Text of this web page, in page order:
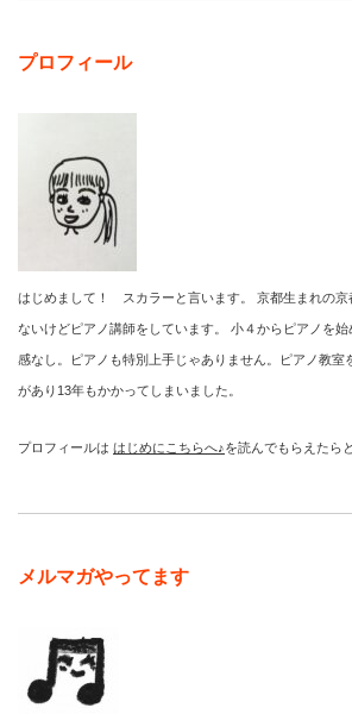
プロフィール
はじめまして！ スカラーと言います。 京都生まれの京
ないけどピアノ講師をしています。 小４からピアノを
感なし。ピアノも特別上手じゃありません。ピアノ教室
があり13年もかかってしまいました。
プロフィールは はじめにこちらへ♪を読んでもらえたら
メルマガやってます